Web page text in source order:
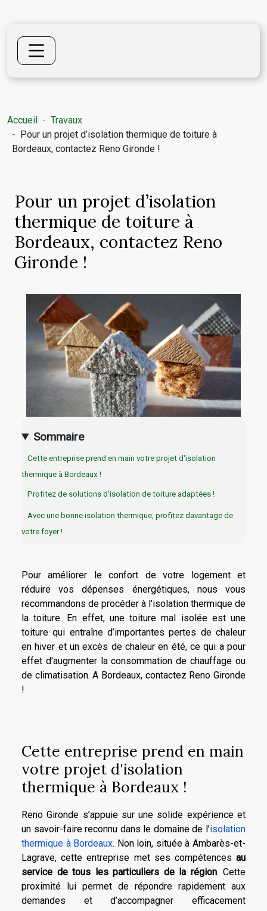
Accueil
Travaux
Pour un projet d’isolation thermique de toiture à
Bordeaux, contactez Reno Gironde !
Pour un projet d’isolation
thermique de toiture à
Bordeaux, contactez Reno
Gironde !
Sommaire
Cette entreprise prend en main votre projet d'isolation
thermique à Bordeaux !
Profitez de solutions d'isolation de toiture adaptées !
Avec une bonne isolation thermique, profitez davantage de
votre foyer !
Pour améliorer le confort de votre logement et
réduire vos dépenses énergétiques, nous vous
recommandons de procéder à l'isolation thermique de
la toiture. En effet, une toiture mal isolée est une
toiture qui entraîne d’importantes pertes de chaleur
en hiver et un excès de chaleur en été, ce qui a pour
effet d'augmenter la consommation de chauffage ou
de climatisation. A Bordeaux, contactez Reno Gironde
!
Cette entreprise prend en main
votre projet d'isolation
thermique à Bordeaux !
Reno Gironde s’appuie sur une solide expérience et
un savoir-faire reconnu dans le domaine de l’isolation
thermique à Bordeaux. Non loin, située à Ambarès-et-
Lagrave, cette entreprise met ses compétences au
service de tous les particuliers de la région. Cette
proximité lui permet de répondre rapidement aux
demandes et d’accompagner efficacement